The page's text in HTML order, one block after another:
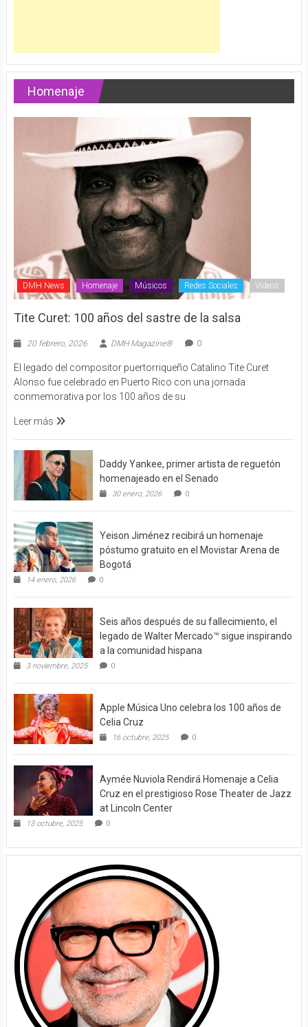
Homenaje
DMH News Homenaje Músicos Redes Sociales Videos
Tite Curet: 100 años del sastre de la salsa
20 febrero, 2026 DMH Magazine® 0
El legado del compositor puertorriqueño Catalino Tite Curet
Alonso fue celebrado en Puerto Rico con una jornada
conmemorativa por los 100 años de su
Leer más
Daddy Yankee, primer artista de reguetón
homenajeado en el Senado
30 enero, 2026 0
Yeison Jiménez recibirá un homenaje
póstumo gratuito en el Movistar Arena de
Bogotá
14 enero, 2026 0
Seis años después de su fallecimiento, el
legado de Walter Mercado™ sigue inspirando
a la comunidad hispana
3 noviembre, 2025 0
Apple Música Uno celebra los 100 años de
Celia Cruz
16 octubre, 2025 0
Aymée Nuviola Rendirá Homenaje a Celia
Cruz en el prestigioso Rose Theater de Jazz
at Lincoln Center
13 octubre, 2025 0